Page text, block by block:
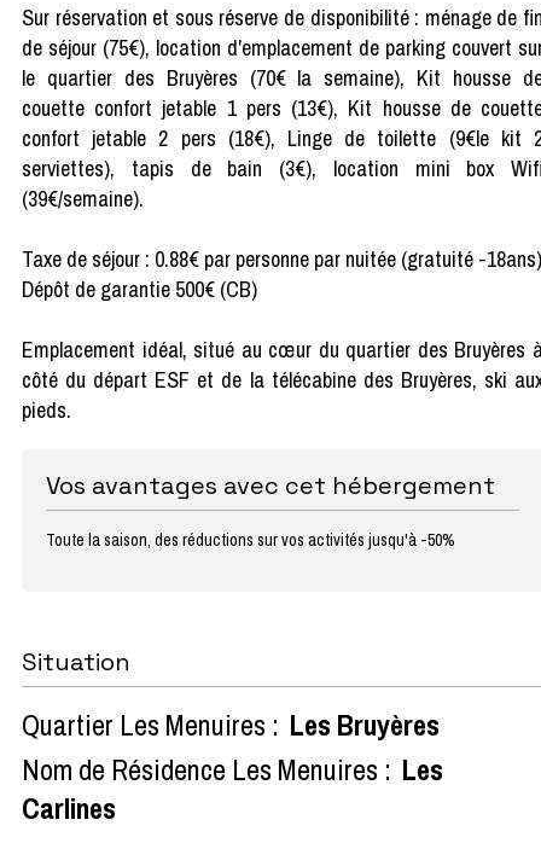
Sur réservation et sous réserve de disponibilité : ménage de
de séjour (75€), location d'emplacement de parking couvert
le quartier des Bruyères (70€ la semaine), Kit housse
couette confort jetable 1 pers (13€), Kit housse de
confort jetable 2 pers (18€), Linge de toilette (9€le kit
serviettes), tapis de bain (3€), location mini box
(39€/semaine).
Taxe de séjour : 0.88€ par personne par nuitée (gratuité -18ans)
Dépôt de garantie 500€ (CB)
Emplacement idéal, situé au cœur du quartier des Bruyères
côté du départ ESF et de la télécabine des Bruyères, ski
pieds.
Vos avantages avec cet hébergement
Toute la saison, des réductions sur vos activités jusqu'à -50%
Situation
Quartier Les Menuires : Les Bruyères
Nom de Résidence Les Menuires : Les
Carlines